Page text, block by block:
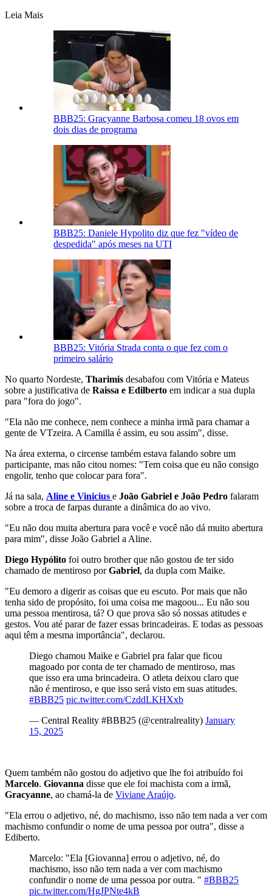
Leia Mais
BBB25: Gracyanne Barbosa comeu 18 ovos em
dois dias de programa
BBB25: Daniele Hypolito diz que fez "vídeo de
despedida" após meses na UTI
BBB25: Vitória Strada conta o que fez com o
primeiro salário
No quarto Nordeste, Tharimis desabafou com Vitória e Mateus
sobre a justificativa de Raissa e Edilberto em indicar a sua dupla
para "fora do jogo".
"Ela não me conhece, nem conhece a minha irmã para chamar a
gente de VTzeira. A Camilla é assim, eu sou assim", disse.
Na área externa, o circense também estava falando sobre um
participante, mas não citou nomes: "Tem coisa que eu não consigo
engolir, tenho que colocar para fora".
Já na sala, Aline e Vinicius e João Gabriel e João Pedro falaram
sobre a troca de farpas durante a dinâmica do ao vivo.
"Eu não dou muita abertura para você e você não dá muito abertura
para mim", disse João Gabriel a Aline.
Diego Hypólito foi outro brother que não gostou de ter sido
chamado de mentiroso porGabriel, da dupla com Maike.
"Eu demoro a digerir as coisas que eu escuto. Por mais que não
tenha sido de propósito, foi uma coisa me magoou... Eu não sou
uma pessoa mentirosa, tá? O que prova são só nossas atitudes e
gestos. Vou até parar de fazer essas brincadeiras. E todas as pessoas
aqui têm a mesma importância", declarou.
Diego chamou Maike e Gabriel pra falar que ficou
magoado por conta de ter chamado de mentiroso, mas
que isso era uma brincadeira. O atleta deixou claro que
não é mentiroso, e que isso será visto em suas atitudes.
#BBB25 pic.twitter.com/CzddLKHXxb
— Central Reality #BBB25 (@centralreality) January
15, 2025
Quem também não gostou do adjetivo que lhe foi atribuído foi
Marcelo. Giovanna disse que ele foi machista com a irmã,
Gracyanne, ao chamá-la de Viviane Araújo.
"Ela errou o adjetivo, né, do machismo, isso não tem nada a ver com
machismo confundir o nome de uma pessoa por outra", disse a
Ediberto.
Marcelo: "Ela [Giovanna] errou o adjetivo, né, do
machismo, isso não tem nada a ver com machismo
confundir o nome de uma pessoa por outra. " #BBB25
pic.twitter.com/HgJPNte4kB